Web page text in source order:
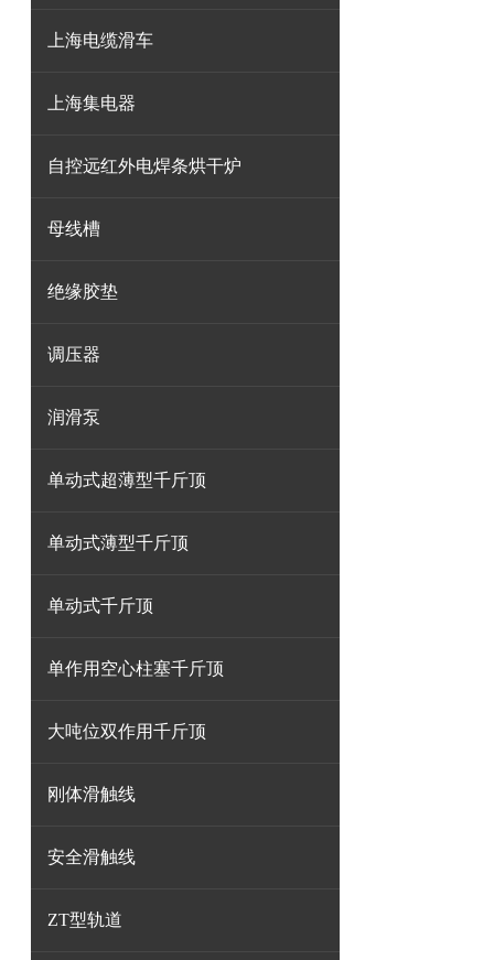
上海电缆滑车
上海集电器
自控远红外电焊条烘干炉
母线槽
绝缘胶垫
调压器
润滑泵
单动式超薄型千斤顶
单动式薄型千斤顶
单动式千斤顶
单作用空心柱塞千斤顶
大吨位双作用千斤顶
刚体滑触线
安全滑触线
ZT型轨道